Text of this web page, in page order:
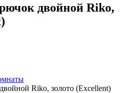
двойной Riko,
Riko, золото (Excellent)